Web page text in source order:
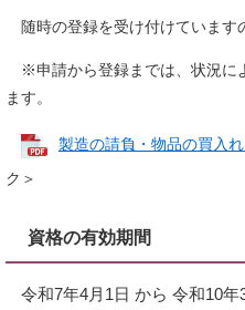
随時の登録を受け付けています
※申請から登録までは、状況に
ます。
製造の請負・物品の買入
ク＞
資格の有効期間
令和7年4月1日 から 令和10年